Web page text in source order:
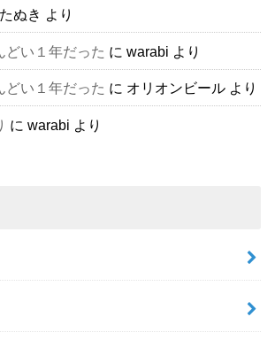
ぬき より
どい１年だった にwarabi より
どい１年だった に オリオンビール より
にwarabi より